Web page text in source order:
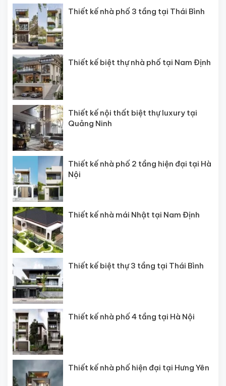
Thiết kế nhà phố 3 tầng tại Thái Bình
Thiết kế biệt thự nhà phố tại Nam Định
Thiết kế nội thất biệt thự luxury tại
Quảng Ninh
Thiết kế nhà phố 2 tầng hiện đại tại Hà
Nội
Thiết kế nhà mái Nhật tại Nam Định
Thiết kế biệt thự 3 tầng tại Thái Bình
Thiết kế nhà phố 4 tầng tại Hà Nội
Thiết kế nhà phố hiện đại tại Hưng Yên